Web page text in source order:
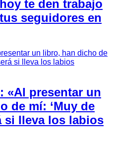
te den trabajo
seguidores en
«Al presentar un
de mí: ‘Muy de
si lleva los labios